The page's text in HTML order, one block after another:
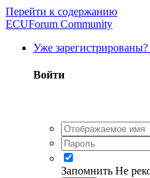
Перейти к содержанию
ECUForum Community
Уже
Войти
Запомнить Не